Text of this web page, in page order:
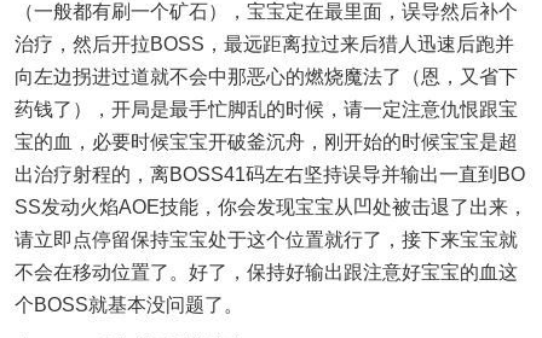
（一般都有刷一个矿石），宝宝定在最里面，误导然后补个
治疗，然后开拉BOSS，最远距离拉过来后猎人迅速后跑并
向左边拐进过道就不会中那恶心的燃烧魔法了（恩，又省下
药钱了），开局是最手忙脚乱的时候，请一定注意仇恨跟宝
宝的血，必要时候宝宝开破釜沉舟，刚开始的时候宝宝是超
出治疗射程的，离BOSS41码左右坚持误导并输出一直到BO
SS发动火焰AOE技能，你会发现宝宝从凹处被击退了出来，
请立即点停留保持宝宝处于这个位置就行了，接下来宝宝就
不会在移动位置了。好了，保持好输出跟注意好宝宝的血这
个BOSS就基本没问题了。